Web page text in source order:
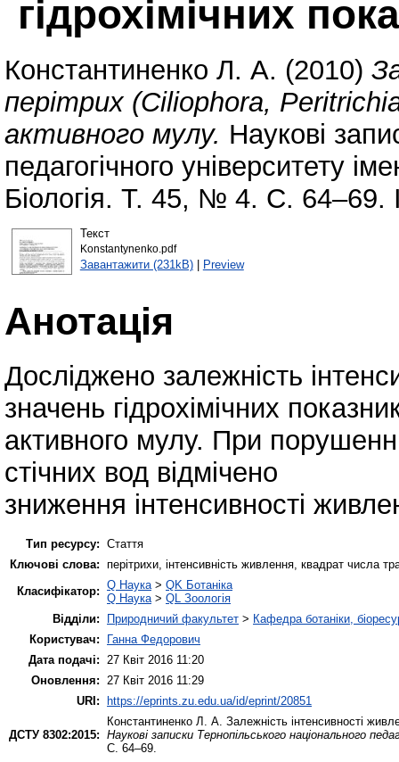
гідрохімічних
Константиненко Л. А. (2010)
перітрих (Ciliophora, Peritrichia)
активного мулу. Наукові
педагогічного університету
Біологія. Т. 45, № 4. С. 64–69.
Текст
Konstantynenko.pdf
Завантажити (231kB)| Preview
Анотація
Досліджено залежність
значень гідрохімічних
активного мулу. При
стічних вод відмічено
зниження інтенсивності
Тип ресурсу: Стаття
Ключові слова: перітрихи, інтенсивність живлення, квадрат числа
Класифікатор: Q Наука > QK Ботаніка
Q Наука > QL Зоологія
Відділи:
Природничий факультет > Кафедра ботаніки,
Користувач:
Ганна Федорович
Дата подачі:
27 Квіт 2016 11:20
Оновлення:
27 Квіт 2016 11:29
URI: https://eprints.zu.edu.ua/id/eprint/20851
ДСТУ 8302:2015:
Константиненко Л. А. Залежність інтенсивності
Наукові записки Тернопільського національного
С. 64–69.